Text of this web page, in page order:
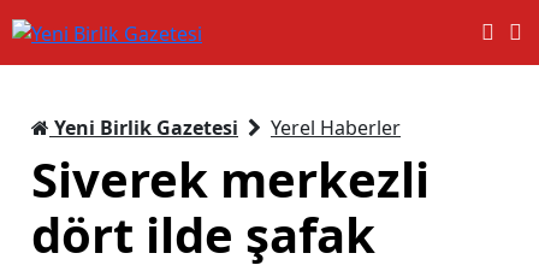
Yeni Birlik Gazetesi Yerel Haberler
Siverek merkezli
dört ilde şafak